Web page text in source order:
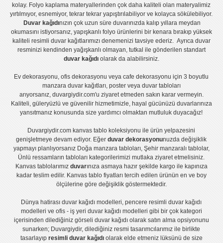
kolay. Folyo kaplama materyallerinden çok daha kaliteli olanmateryalimiz
yırtılmıyor, esnemiyor, tekrar tekrar yapıştırılabiliyor ve kolayca sökülebiliyor.
Duvar kağıdınızın çok uzun süre duvarınızda kalıp yıllara meydan
okumasını istiyorsanız, yapışkanlı folyoürünlerini bir kenara bırakıp yüksek
kaliteli resimli duvar kağıtlarımızı denemenizi tavsiye ederiz. Ayrıca duvar
resminizi kendinden yağışkanlı olmayan, tutkal ile gönderilen standart
duvar kağıdıolarak da alabilirsiniz.
Ev dekorasyonu,ofis dekorasyonu veyacafe dekorasyonu için3 boyutlu
manzara duvar kağıtları, posterveya duvar tabloları
arıyorsanız, duvargiydir.com'u ziyaret etmeden sakın karar vermeyin.
Kaliteli, güleryüzlü ve güvenilir hizmetimizle, hayal gücünüzü duvarlarınıza
yansıtmanız konusunda size yardımcı olmaktan mutluluk duyacağız!
Duvargiydir.com kanvas tablo koleksiyonu ile ürün yelpazesini
genişletmeye devam ediyor. Eğerduvar dekorasyonunuzda değişiklik
yapmayı planlıyorsanız Doğa manzara tabloları, Şehir manzaralı tablolar,
Ünlü ressamların tabloları kategorilerimizi mutlaka ziyaret etmelisiniz.
Kanvas tablolarımız duvarınıza asmaya hazır şekilde kargo ile kapınıza
kadar teslim edilir. Kanvas tablo fiyatlarıtercih edilen ürünün en ve boy
ölçülerine göre değişiklik göstermektedir.
Dünya hatirası duvar kağıdı modelleri,pencere resimli duvar kağıdı
modelleri ve ofis - iş yeri duvar kağıdı modelleri gibi bir çok kategori
içerisinden dilediğiniz görseli duvar kağıdı olarak satın alma opsiyonunu
sunarken; Duvargiydir, dilediğiniz resmi tasarımcılarımız ile birlikte
tasarlayıp resimli duvar kağıdıolarak elde etmeniz lüksünü de size